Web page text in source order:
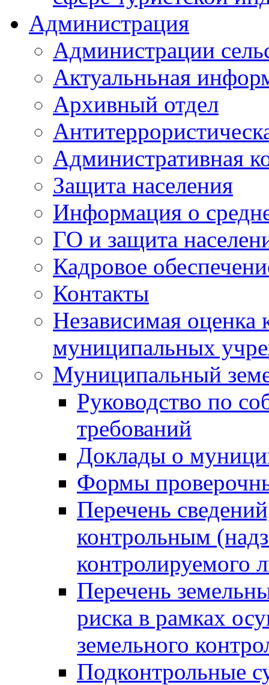
Администрация
Администрации
Актуальньная
Архивный отдел
Административная
Защита населения
Информация о
ГО и защита
Кадровое
Контакты
Независимая оценка
муниципальных
Муниципальный
Руководство по
требований
Доклады о
Формы
Перечень
контрольным
контролируемого
Перечень
риска в рамках
земельного
Подконтрольные